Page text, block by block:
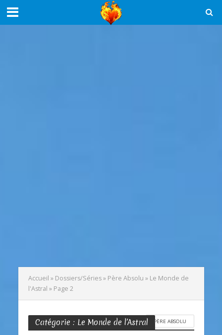
Accueil » Dossiers/Séries» Père Absolu » Le Monde de
l'Astral » Page 2
Catégorie : Le Monde de l’Astral PÈRE ABSOLU